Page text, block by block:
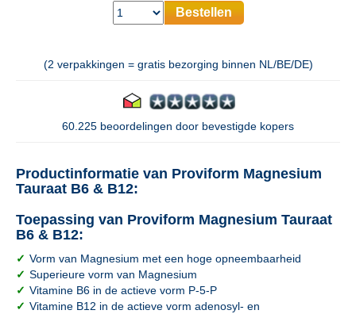
Bestellen
(2 verpakkingen = gratis bezorging binnen NL/BE/DE)
60.225 beoordelingen door bevestigde kopers
Productinformatie van Proviform Magnesium
Tauraat B6 & B12:
Toepassing van Proviform Magnesium Tauraat
B6 & B12:
✓ Vorm van Magnesium met een hoge opneembaarheid
✓ Superieure vorm van Magnesium
✓ Vitamine B6 in de actieve vorm P-5-P
✓ Vitamine B12 in de actieve vorm adenosyl- en